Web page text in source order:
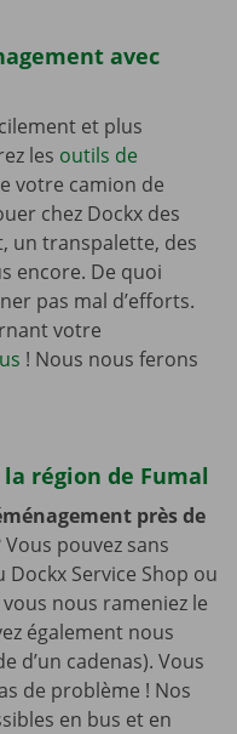
avec
et plus
les outils de
votre camion de
chez Dockx des
un transpalette, des
encore. De quoi
pas mal d’efforts.
votre
! Nous nous ferons
région de Fumal
près de
pouvez sans
Service Shop ou
nous rameniez le
également nous
d’un cadenas). Vous
de problème ! Nos
en bus et en